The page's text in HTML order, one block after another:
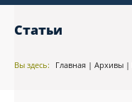
Статьи
Вы здесь: Главная | Архивы |